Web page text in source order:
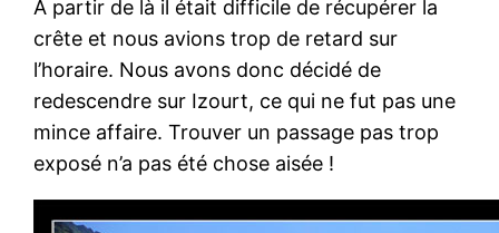
A partir de là il était difficile de récupérer la
crête et nous avions trop de retard sur
l’horaire. Nous avons donc décidé de
redescendre sur Izourt, ce qui ne fut pas une
mince affaire. Trouver un passage pas trop
exposé n’a pas été chose aisée !